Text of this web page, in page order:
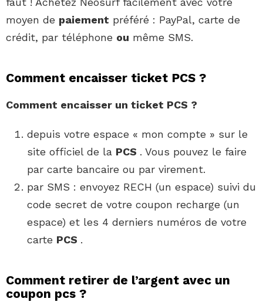
moyen de paiement préféré : PayPal, carte de
crédit, par téléphone ou même SMS.
Comment encaisser ticket PCS ?
Comment encaisser un ticket PCS ?
depuis votre espace « mon compte » sur le
site officiel de la PCS . Vous pouvez le faire
par carte bancaire ou par virement.
par SMS : envoyez RECH (un espace) suivi du
code secret de votre coupon recharge (un
espace) et les 4 derniers numéros de votre
carte PCS .
Comment retirer de l’argent avec un
coupon pcs ?